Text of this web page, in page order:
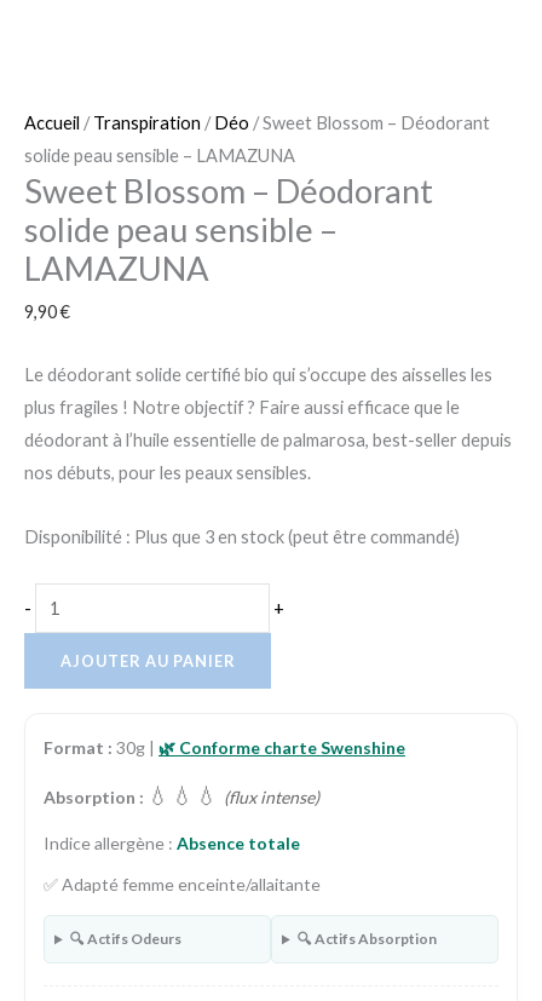
Accueil /Transpiration /Déo / Sweet Blossom – Déodorant
solide peau sensible – LAMAZUNA
Sweet Blossom – Déodorant
solide peau sensible –
LAMAZUNA
9,90€
Le déodorant solide certifié bio qui s’occupe des aisselles les
plus fragiles ! Notre objectif ? Faire aussi efficace que le
déodorant à l’huile essentielle de palmarosa, best-seller depuis
nos débuts, pour les peaux sensibles.
Disponibilité : Plus que 3 en stock (peut être commandé)
- +
AJOUTER AU PANIER
Format : 30g | 🌿 Conforme charte Swenshine
Absorption : 💧 💧 💧 (flux intense)
Indice allergène : Absence totale
✅ Adapté femme enceinte/allaitante
🔍 Actifs Odeurs 🔍 Actifs Absorption